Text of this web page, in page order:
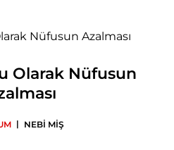
Olarak Nüfusun
| NEBİ MİŞ